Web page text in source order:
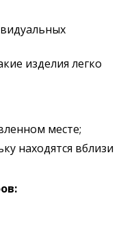
изделия легко
месте;
находятся вблизи